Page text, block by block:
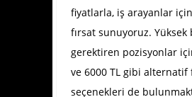
fiyatlarla, iş arayanlar
fırsat sunuyoruz. Yüksek
gerektiren pozisyonlar
ve 6000 TL gibi alternatif
seçenekleri de